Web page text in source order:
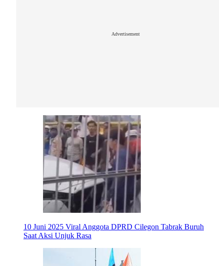
Advertisement
10 Juni 2025 Viral Anggota DPRD Cilegon Tabrak Buruh
Saat Aksi Unjuk Rasa